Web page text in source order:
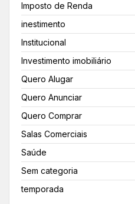
Imposto de Renda
inestimento
Institucional
Investimento imobiliário
Quero Alugar
Quero Anunciar
Quero Comprar
Salas Comerciais
Saúde
Sem categoria
temporada